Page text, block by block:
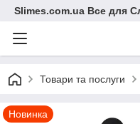
Slimes.com.ua Все для
Товари та послуги
Новинка